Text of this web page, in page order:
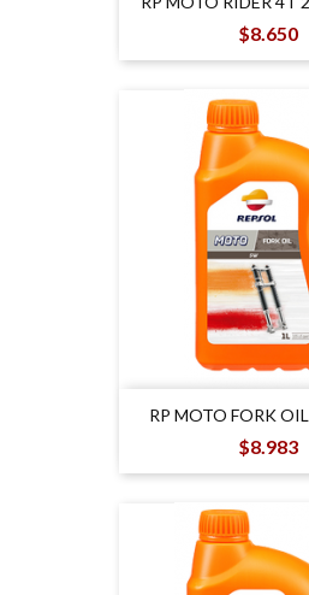
Precio
$8.650
RP MOTO FORK
Precio
$8.983